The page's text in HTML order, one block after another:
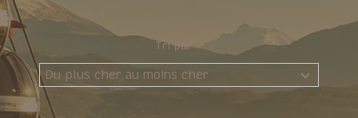
Tri par
Du plus cher au moins cher
Type d'offre
Type de bien
Sélectionner